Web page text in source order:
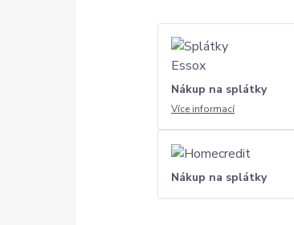
Nákup na splátky
Více informací
Nákup na splátky